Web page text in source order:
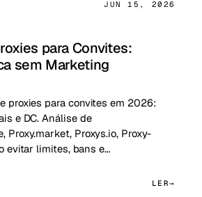
JUN 15, 2026
para Convites:
sem Marketing
proxies para convites em 2026:
e DC. Análise de
Proxy.market, Proxys.io, Proxy-
evitar limites, bans e…
LER